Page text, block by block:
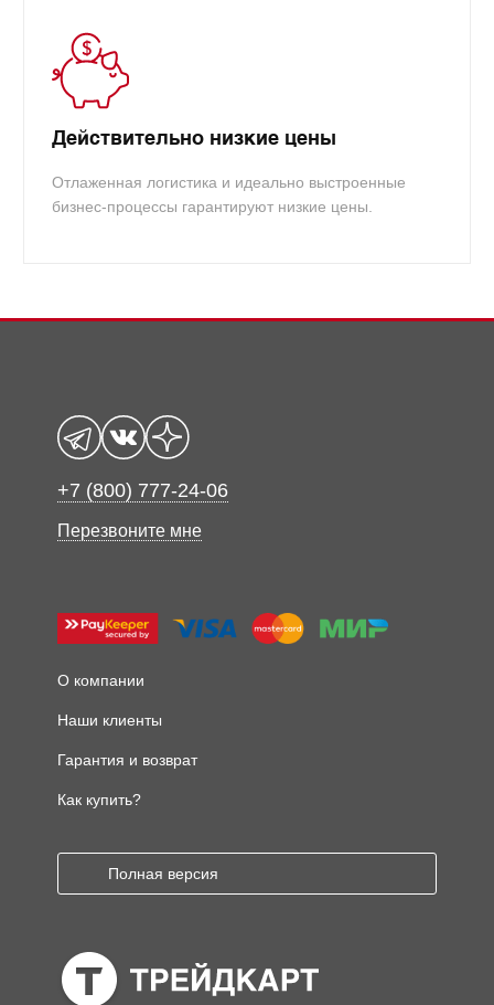
Действительно низкие цены
Отлаженная логистика и идеально выстроенные
бизнес-процессы гарантируют низкие цены.
+7 (800) 777-24-06
Перезвоните мне
О компании
Наши клиенты
Гарантия и возврат
Как купить?
Полная версия